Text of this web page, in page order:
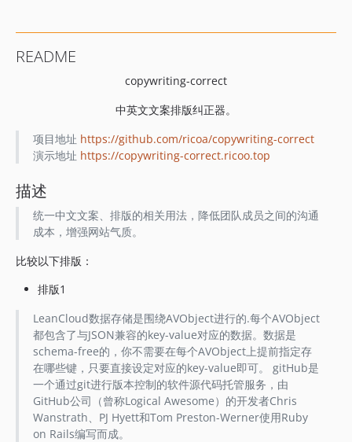
README
copywriting-correct
中英文文案排版纠正器。
项目地址 https://github.com/ricoa/copywriting-correct
演示地址 https://copywriting-correct.ricoo.top
描述
统一中文文案、排版的相关用法，降低团队成员之间的沟通
成本，增强网站气质。
比较以下排版：
排版1
LeanCloud数据存储是围绕AVObject进行的.每个AVObject
都包含了与JSON兼容的key-value对应的数据。数据是
schema-free的，你不需要在每个AVObject上提前指定存
在哪些键，只要直接设定对应的key-value即可。 gitHub是
一个通过git进行版本控制的软件源代码托管服务，由
GitHub公司（曾称Logical Awesome）的开发者Chris
Wanstrath、PJ Hyett和Tom Preston-Werner使用Ruby
on Rails编写而成。